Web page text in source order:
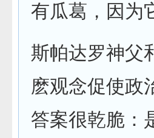
有瓜葛，因为
斯帕达罗神父
麽观念促使政
答案很乾脆：